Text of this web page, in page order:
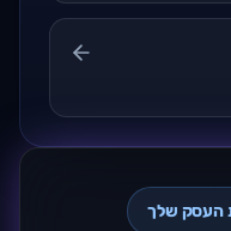
העסק שלך